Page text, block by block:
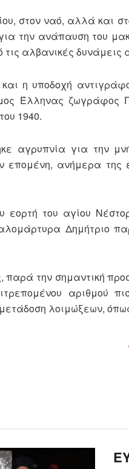
στον ναό, αλλά και
την ανάπαυση του
αλβανικές
η υποδοχή
Έλληνας ζωγράφος
1940.
αγρυπνία για την
ανήμερα της
εορτή του αγίου
Δημήτριο
παρά την σημαντική
αριθμού
λοιμώξεων,